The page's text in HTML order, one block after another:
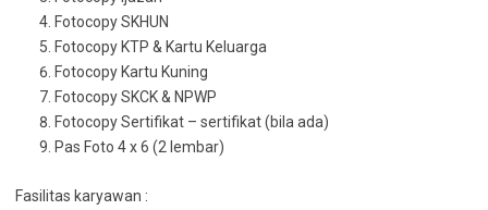
Fotocopy SKHUN
Fotocopy KTP & Kartu Keluarga
Fotocopy Kartu Kuning
Fotocopy SKCK & NPWP
Fotocopy Sertifikat – sertifikat (bila ada)
Pas Foto 4 x 6 (2 lembar)
Fasilitas karyawan :